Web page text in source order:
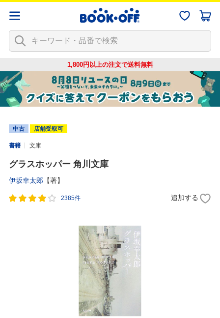
1,800円以上の注文で送料無料
中古 店舗受取可
書籍 文庫
グラスホッパー 角川文庫
伊坂幸太郎 【著】
2385件 追加する